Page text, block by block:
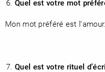
Quel est votre mot
Mon mot préféré est l’amour.
Quel est votre rituel